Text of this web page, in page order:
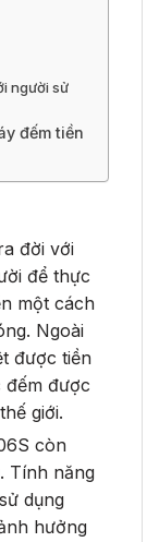
người sử
đếm tiền
đời với
để thực
một cách
Ngoài
được tiền
đếm được
giới.
còn
Tính năng
dụng
hưởng